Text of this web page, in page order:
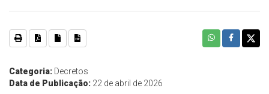
Categoria: Decretos
Data de Publicação: 22 de abril de 2026